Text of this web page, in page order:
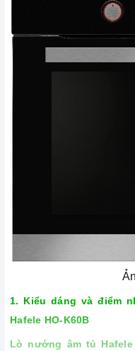
1. Kiểu dáng và điểm
Hafele HO-K60B
Lò nướng âm tủ